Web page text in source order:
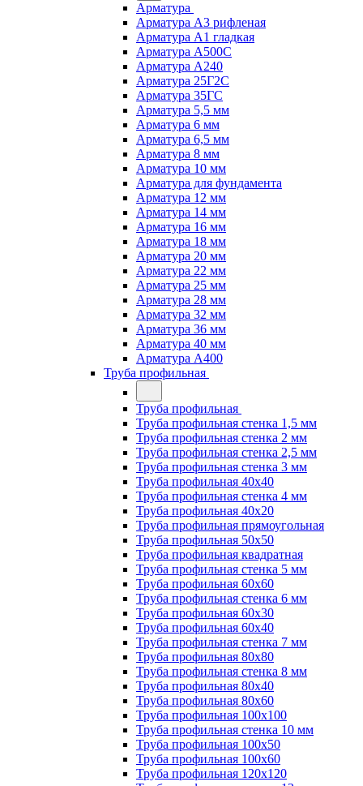
Арматура
Арматура А3 рифленая
Арматура А1 гладкая
Арматура А500С
Арматура А240
Арматура 25Г2С
Арматура 35ГС
Арматура 5,5 мм
Арматура 6 мм
Арматура 6,5 мм
Арматура 8 мм
Арматура 10 мм
Арматура для фундамента
Арматура 12 мм
Арматура 14 мм
Арматура 16 мм
Арматура 18 мм
Арматура 20 мм
Арматура 22 мм
Арматура 25 мм
Арматура 28 мм
Арматура 32 мм
Арматура 36 мм
Арматура 40 мм
Арматура А400
Труба профильная
Труба профильная
Труба профильная стенка 1,5 мм
Труба профильная стенка 2 мм
Труба профильная стенка 2,5 мм
Труба профильная стенка 3 мм
Труба профильная 40х40
Труба профильная стенка 4 мм
Труба профильная 40х20
Труба профильная прямоугольная
Труба профильная 50х50
Труба профильная квадратная
Труба профильная стенка 5 мм
Труба профильная 60х60
Труба профильная стенка 6 мм
Труба профильная 60х30
Труба профильная 60х40
Труба профильная стенка 7 мм
Труба профильная 80х80
Труба профильная стенка 8 мм
Труба профильная 80х40
Труба профильная 80х60
Труба профильная 100х100
Труба профильная стенка 10 мм
Труба профильная 100х50
Труба профильная 100х60
Труба профильная 120х120